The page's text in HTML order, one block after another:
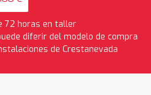
72 horas en taller
diferir del modelo de compra
de Crestanevada